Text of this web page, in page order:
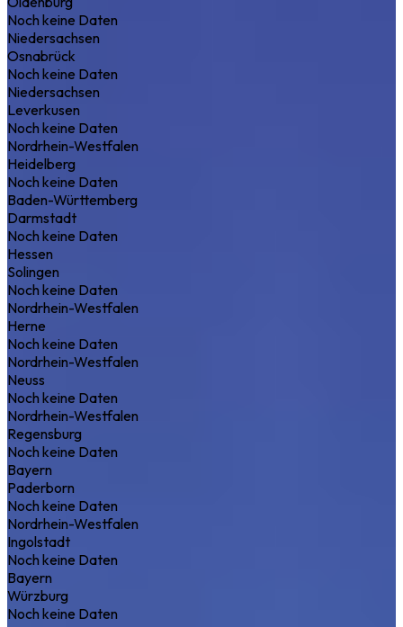
Noch keine Daten
Niedersachsen
Osnabrück
Noch keine Daten
Niedersachsen
Leverkusen
Noch keine Daten
Nordrhein-Westfalen
Heidelberg
Noch keine Daten
Baden-Württemberg
Darmstadt
Noch keine Daten
Hessen
Solingen
Noch keine Daten
Nordrhein-Westfalen
Herne
Noch keine Daten
Nordrhein-Westfalen
Neuss
Noch keine Daten
Nordrhein-Westfalen
Regensburg
Noch keine Daten
Bayern
Paderborn
Noch keine Daten
Nordrhein-Westfalen
Ingolstadt
Noch keine Daten
Bayern
Würzburg
Noch keine Daten